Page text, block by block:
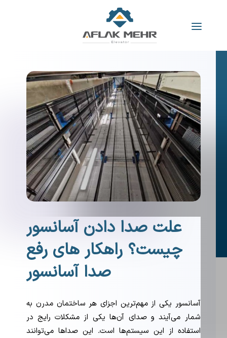
علت صدا دادن آسانسور
چیست؟ راهکار های رفع
صدا آسانسور
آسانسور یکی از مهم‌ترین اجزای هر ساختمان مدرن به
شمار می‌آیند و صدای آن‌ها یکی از مشکلات رایج در
استفاده از این سیستم‌ها است. این صداها می‌توانند